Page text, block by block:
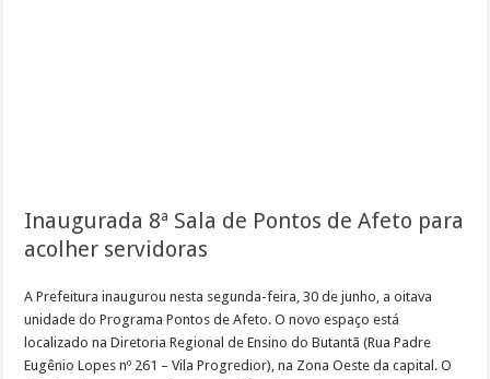
Inaugurada 8ª Sala de Pontos de Afeto para
acolher servidoras
A Prefeitura inaugurou nesta segunda-feira, 30 de junho, a oitava
unidade do Programa Pontos de Afeto. O novo espaço está
localizado na Diretoria Regional de Ensino do Butantã (Rua Padre
Eugênio Lopes nº 261 – Vila Progredior), na Zona Oeste da capital. O